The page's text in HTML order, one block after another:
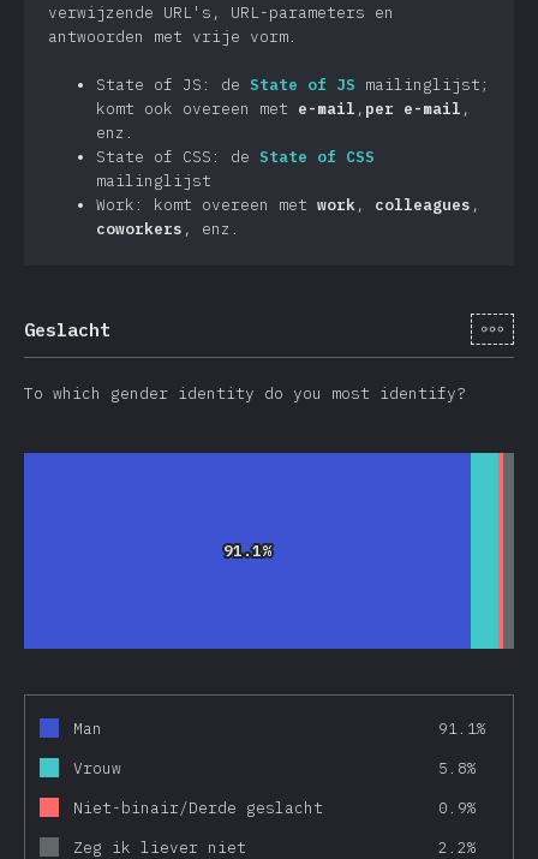
verwijzende URL's, URL-parameters en
antwoorden met vrije vorm.
State of JS: de State of JS mailinglijst;
komt ook overeen met e-mail , per e-mail ,
enz.
State of CSS: de State of CSS
mailinglijst
Work: komt overeen met work, colleagues ,
coworkers , enz.
Geslacht [nl-
To which gender identity do you most identify?
91.1%
91.1%
Man
91.1%
Vrouw
5.8%
Niet-binair/Derde geslacht
0.9%
Zeg ik liever niet
2.2%